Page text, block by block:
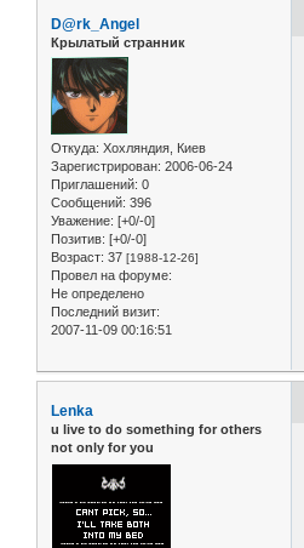
D@rk_Angel
Крылатый странник
Откуда: Хохляндия, Киев
Зарегистрирован: 2006-06-24
Приглашений: 0
Сообщений: 396
Уважение: [+0/-0]
Позитив: [+0/-0]
Возраст: 37 [1988-12-26]
Провел на форуме:
Не определено
Последний визит:
2007-11-09 00:16:51
Lenka
u live to do something for others
not only for you